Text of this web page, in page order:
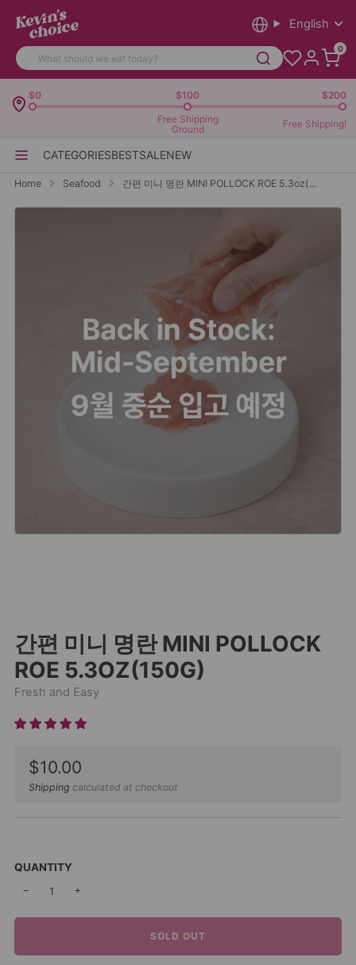
English
0
CATEGORIESBESTSALENEW
$0 $100
$200
Free Shipping
Ground
Free Shipping!
Home Seafood 간편 미니 명란 MINI POLLOCK ROE 5.3oz(...
간편 미니 명란 MINI POLLOCK
ROE 5.3OZ(150G)
Fresh and Easy
Sale
price
$10.00
Shipping calculated at checkout
QUANTITY
− +
SOLD OUT